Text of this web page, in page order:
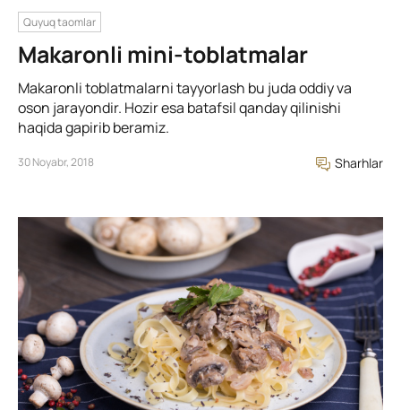
Quyuq taomlar
Makaronli mini-toblatmalar
Makaronli toblatmalarni tayyorlash bu juda oddiy va
oson jarayondir. Hozir esa batafsil qanday qilinishi
haqida gapirib beramiz.
30 Noyabr, 2018 Sharhlar